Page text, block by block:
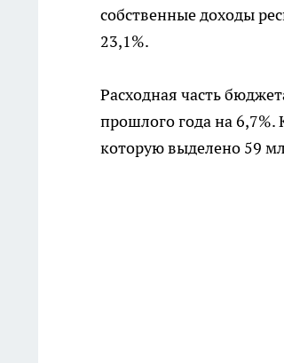
собственные доходы
23,1%.
Расходная часть
прошлого года на 6,7%.
которую выделено 59